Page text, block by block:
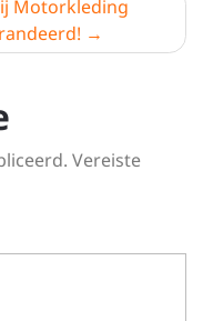
Motorkleding
Vereiste